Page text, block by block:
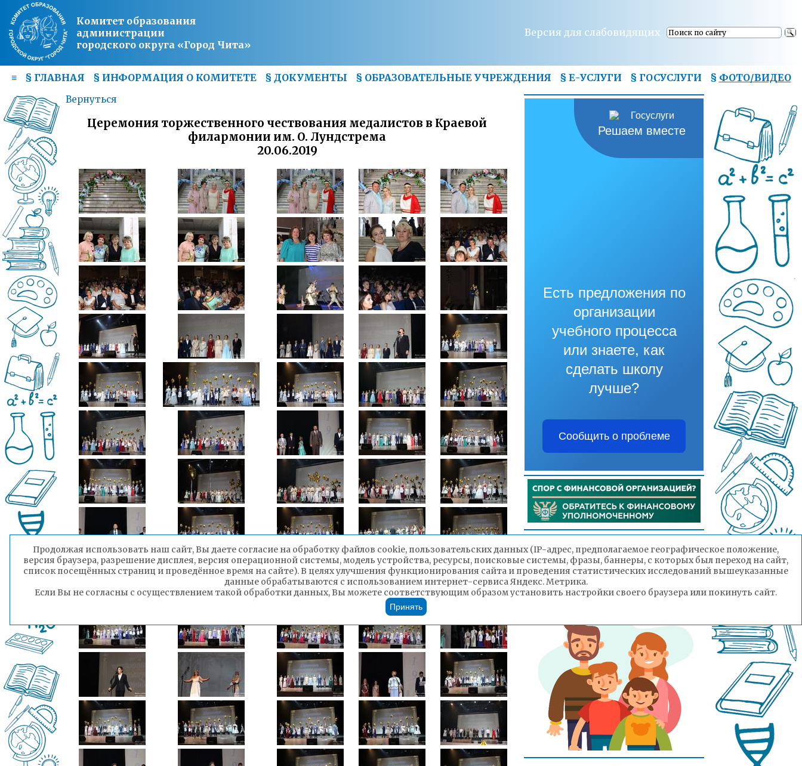
Комитет образования
администрации
городского округа «Город Чита»
Версия для слабовидящих
≡ § ГЛАВНАЯ § ИНФОРМАЦИЯ О КОМИТЕТЕ § ДОКУМЕНТЫ § ОБРАЗОВАТЕЛЬНЫЕ УЧРЕЖДЕНИЯ § Е-УСЛУГИ § ГОСУСЛУГИ § ФОТО/ВИДЕО
Вернуться
Церемония торжественного чествования медалистов в Краевой
филармонии им. О. Лундстрема
20.06.2019
Решаем вместе
Есть предложения по
организации
учебного процесса
или знаете, как
сделать школу
лучше?
Сообщить о проблеме
Продолжая использовать наш сайт, Вы даете согласие на обработку файлов cookie, пользовательских данных (IP-адрес, предполагаемое географическое положение,
версия браузера, разрешение дисплея, версия операционной системы, модель устройства, ресурсы, поисковые системы, фразы, баннеры, с которых был переход на сайт,
список посещённых страниц и проведённое время на сайте). В целях улучшения функционирования сайта и проведения статистических исследований вышеуказанные
данные обрабатываются с использованием интернет-сервиса Яндекс. Метрика.
Если Вы не согласны с осуществлением такой обработки данных, Вы можете соответствующим образом установить настройки своего браузера или покинуть сайт.
Принять